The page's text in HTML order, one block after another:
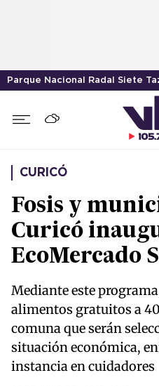
Parque Nacional Radal Siete
CURICÓ
Fosis y
Curicó
EcoMercado
Mediante este
alimentos gratuitos a
comuna que serán
situación económica,
instancia en cuidadores